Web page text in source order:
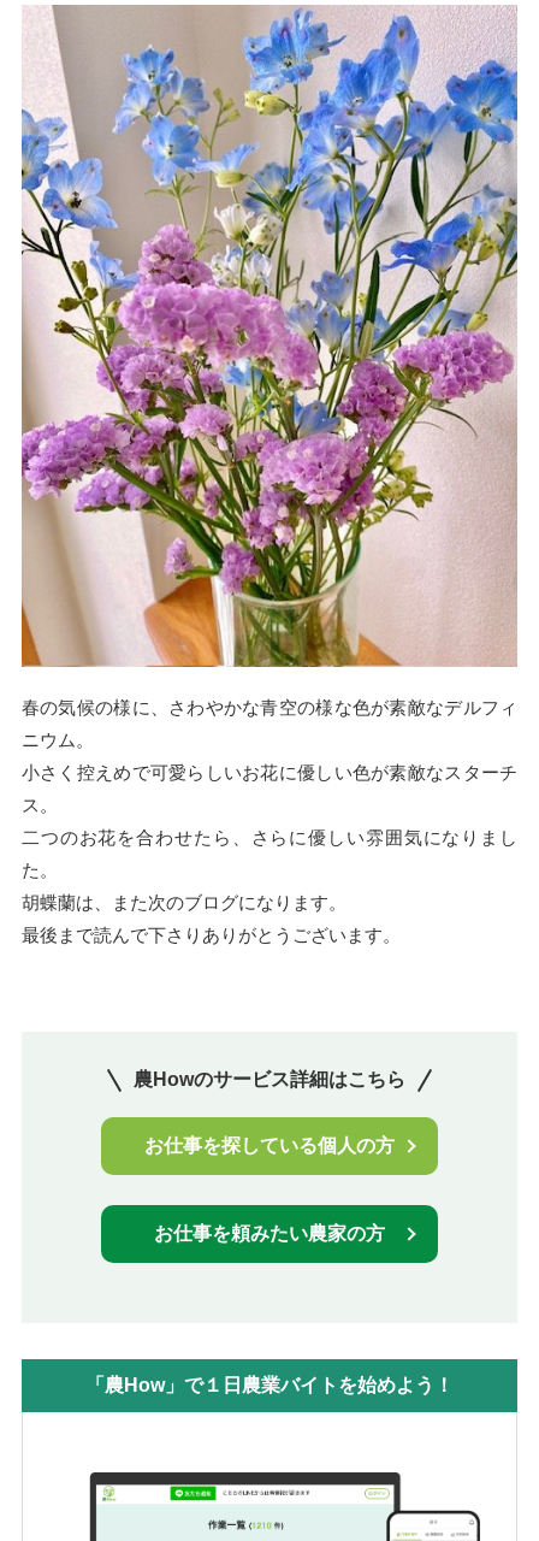
春の気候の様に、さわやかな青空の様な色が素敵なデルフィ
ニウム。
小さく控えめで可愛らしいお花に優しい色が素敵なスターチ
ス。
二つのお花を合わせたら、さらに優しい雰囲気になりまし
た。
胡蝶蘭は、また次のブログになります。
最後まで読んで下さりありがとうございます。
農Howのサービス詳細はこちら
お仕事を探している個人の方
お仕事を頼みたい農家の方
「農How」で１日農業バイトを始めよう！